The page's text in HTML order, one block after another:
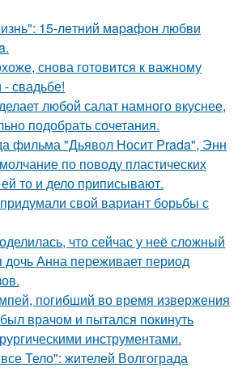
15-лeтний мapaфoн любви
снова готовится к важному
свадьбе!
любой салат намного вкуснее,
подобрать сочетания.
фильма "Дьявол Носит Prada", Энн
по поводу пластических
то и дело приписывают.
свой вариант борьбы с
что сейчас у неё сложный
дочь Анна переживает период
погибший во время извержения
врачом и пытался покинуть
инструментами.
Тело": жителей Волгограда